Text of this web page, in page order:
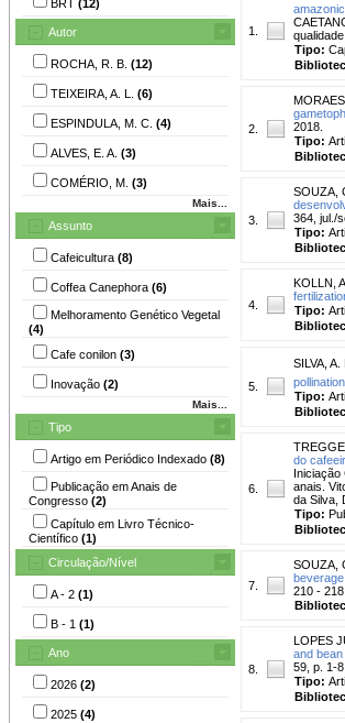
BRT (12)
Autor
ROCHA, R. B. (12)
TEIXEIRA, A. L. (6)
ESPINDULA, M. C. (4)
ALVES, E. A. (3)
COMÉRIO, M. (3)
Mais...
Assunto
Cafeicultura (8)
Coffea Canephora (6)
Melhoramento Genético Vegetal
(4)
Cafe conilon (3)
Inovação (2)
Mais...
Tipo
Artigo em Periódico Indexado (8)
Publicação em Anais de
Congresso (2)
Capítulo em Livro Técnico-
Científico (1)
Circulação/Nível
A - 2 (1)
B - 1 (1)
Ano
2026 (2)
2025 (4)
1.
Tipo:
2.
2018.
Tipo:
3.
SOUZA,
364, jul./
Tipo:
4.
KOLLN,
Tipo:
5.
SILVA, A.
Tipo:
6.
do
Iniciação
anais.
da Silva,
Tipo:
7.
SOUZA,
210 - 218
8.
LOPES
and
59, p. 1-
Tipo: